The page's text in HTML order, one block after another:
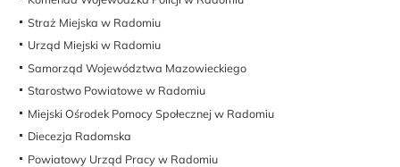
Straż Miejska w Radomiu
Urząd Miejski w Radomiu
Samorząd Województwa Mazowieckiego
Starostwo Powiatowe w Radomiu
Miejski Ośrodek Pomocy Społecznej w Radomiu
Diecezja Radomska
Powiatowy Urząd Pracy w Radomiu